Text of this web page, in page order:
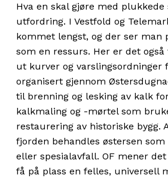
Hva en skal gjøre med plukkede
utfordring. I Vestfold og
kommet lengst, og der ser man
som en ressurs. Her er det
ut kurver og varslingsordninger
organisert gjennom
til brenning og lesking av kalk
kalkmaling og -mørtel som
restaurering av historiske bygg.
fjorden behandles østersen
eller spesialavfall. OF mener
få på plass en felles, universell